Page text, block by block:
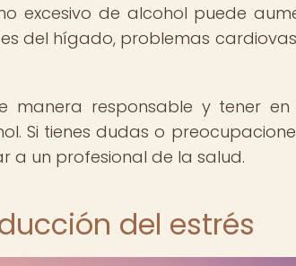
excesivo de alcohol puede
del hígado, problemas
manera responsable y tener en
Si tienes dudas o
a un profesional de la salud.
del estrés